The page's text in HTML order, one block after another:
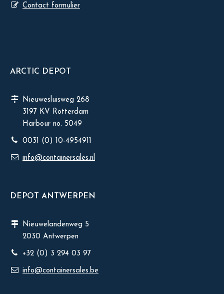
Contact formulier
ARCTIC DEPOT
Nieuwesluisweg 268
3197 KV Rotterdam
Harbour no. 5049
0031 (0) 10-4954911
info@containersales.nl
DEPOT ANTWERPEN
Nieuwelandenweg 5
2030 Antwerpen
+32 (0) 3 294 03 97
info@containersales.be